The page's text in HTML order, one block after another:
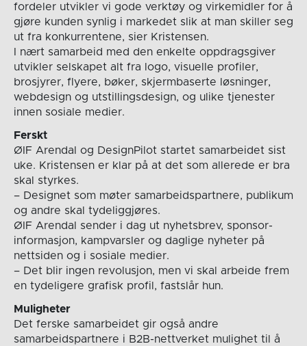
fordeler utvikler vi gode verktøy og virkemidler for å
gjøre kunden synlig i markedet slik at man skiller seg
ut fra konkurrentene, sier Kristensen.
I nært samarbeid med den enkelte oppdragsgiver
utvikler selskapet alt fra logo, visuelle profiler,
brosjyrer, flyere, bøker, skjermbaserte løsninger,
webdesign og utstillingsdesign, og ulike tjenester
innen sosiale medier.
Ferskt
ØIF Arendal og DesignPilot startet samarbeidet sist
uke. Kristensen er klar på at det som allerede er bra
skal styrkes.
– Designet som møter samarbeidspartnere, publikum
og andre skal tydeliggjøres.
ØIF Arendal sender i dag ut nyhetsbrev, sponsor-
informasjon, kampvarsler og daglige nyheter på
nettsiden og i sosiale medier.
– Det blir ingen revolusjon, men vi skal arbeide frem
en tydeligere grafisk profil, fastslår hun.
Muligheter
Det ferske samarbeidet gir også andre
samarbeidspartnere i B2B-nettverket mulighet til å